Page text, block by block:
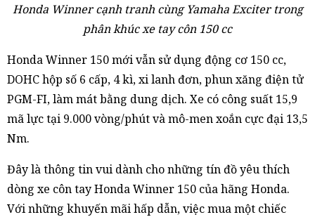
Honda Winner cạnh tranh cùng Yamaha Exciter trong
phân khúc xe tay côn 150 cc
Honda Winner 150 mới vẫn sử dụng động cơ 150 cc,
DOHC hộp số 6 cấp, 4 kì, xi lanh đơn, phun xăng điện tử
PGM-FI, làm mát bằng dung dịch. Xe có công suất 15,9
mã lực tại 9.000 vòng/phút và mô-men xoắn cực đại 13,5
Nm.
Đây là thông tin vui dành cho những tín đồ yêu thích
dòng xe côn tay Honda Winner 150 của hãng Honda.
Với những khuyến mãi hấp dẫn, việc mua một chiếc